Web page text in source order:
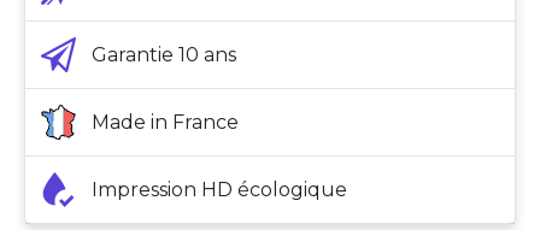
Garantie 10 ans
Made in France
Impression HD écologique